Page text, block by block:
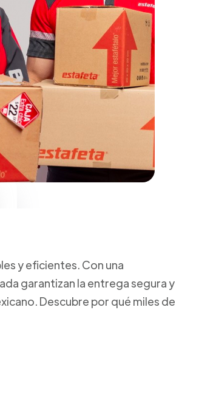
y eficientes. Con una
garantizan la entrega segura y
Descubre por qué miles de